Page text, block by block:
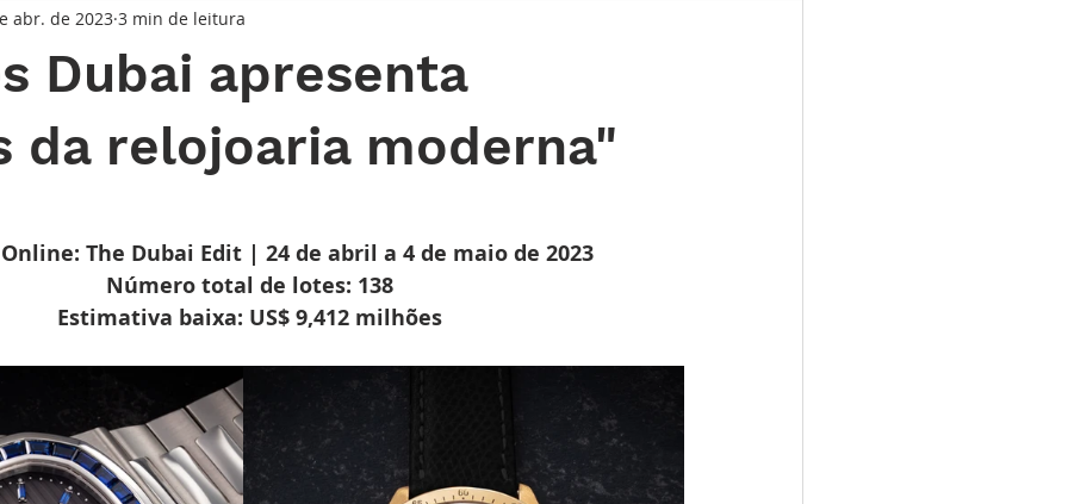
Principal Série Solares
Dubai apresenta
da relojoaria moderna"
abr. de 2023 3 min de leitura
5 estrelas.
Online: The Dubai Edit | 24 de abril a 4 de maio de 2023
  Número total de lotes: 138
  Estimativa baixa: US$ 9,412 milhões